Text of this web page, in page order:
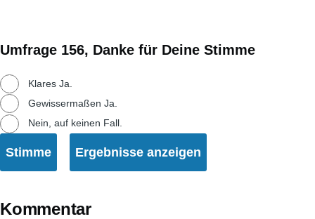
Umfrage 156, Danke für Deine Stimme
Auswahlmöglichkeiten
Klares Ja.
Gewissermaßen Ja.
Nein, auf keinen Fall.
Kommentar